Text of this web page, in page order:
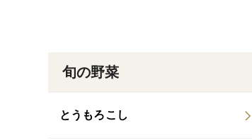
旬の野菜
とうもろこし